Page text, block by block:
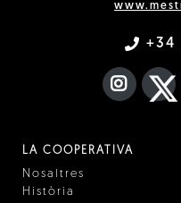
+34
LA COOPERATIVA
Nosaltres
Història